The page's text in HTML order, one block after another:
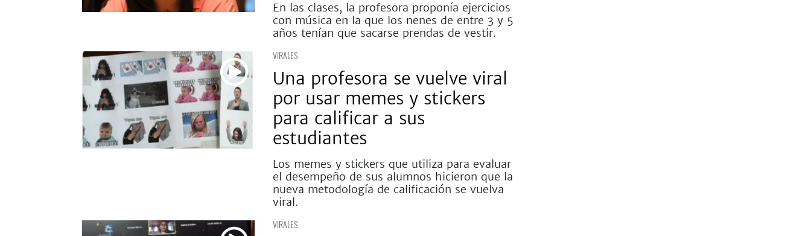
En las clases, la profesora proponía ejercicios
con música en la que los nenes de entre 3 y 5
años tenían que sacarse prendas de vestir.
VIRALES
Una profesora se vuelve viral
por usar memes y stickers
para calificar a sus
estudiantes
Los memes y stickers que utiliza para evaluar
el desempeño de sus alumnos hicieron que la
nueva metodología de calificación se vuelva
viral.
VIRALES